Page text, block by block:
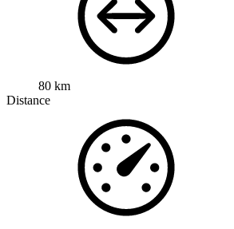
80 km
Distance